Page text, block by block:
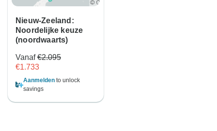
Nieuw-Zeeland:
Noordelijke keuze
(noordwaarts)
Vanaf€2.095
€1.733
Aanmelden to unlock
savings